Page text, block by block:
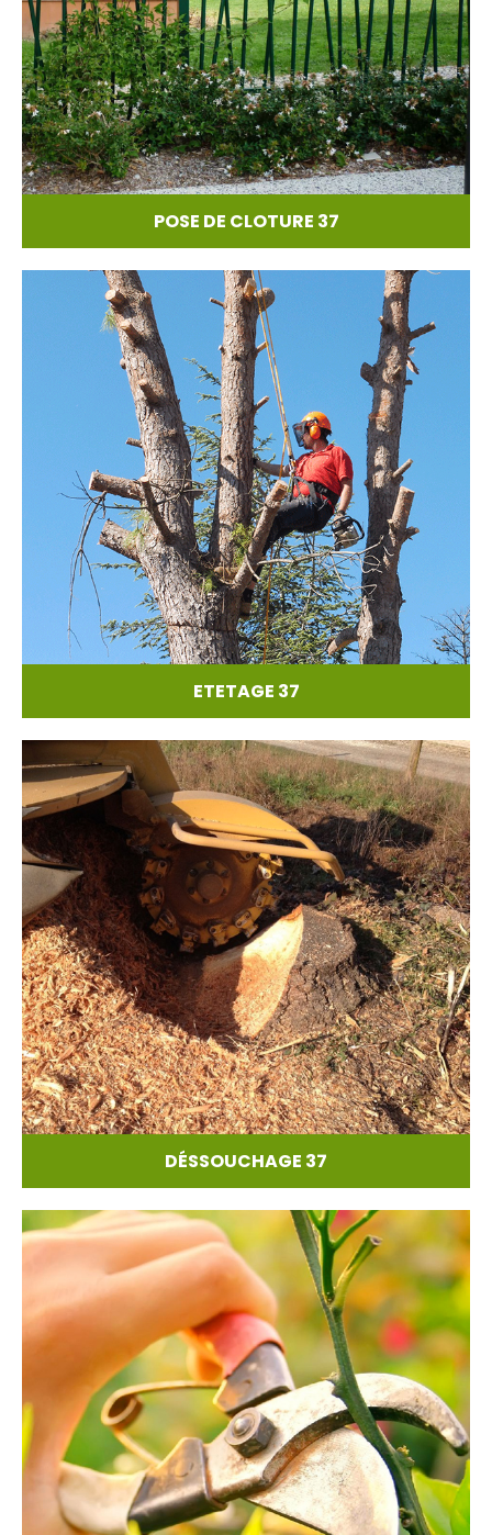
POSE DE CLOTURE 37
ETETAGE 37
DÉSSOUCHAGE 37